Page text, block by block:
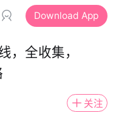
Download App
，全收集，
关注